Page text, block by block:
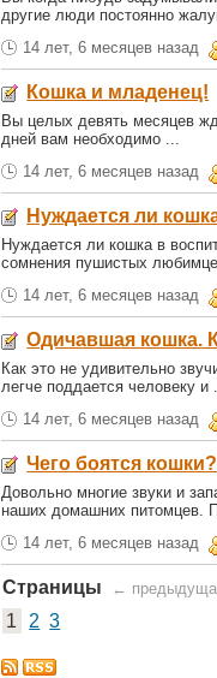
другие люди постоянно
14 лет, 6 месяцев назад
Кошка и младенец!
Вы целых девять месяцев
дней вам необходимо ...
14 лет, 6 месяцев назад
Нуждается ли
Нуждается ли кошка в
сомнения пушистых
14 лет, 6 месяцев назад
Одичавшая кошка.
Как это не удивительно
легче поддается человеку и
14 лет, 6 месяцев назад
Чего боятся кошки?
Довольно многие звуки и
наших домашних питомцев.
14 лет, 6 месяцев назад
Страницы ←
1 2 3